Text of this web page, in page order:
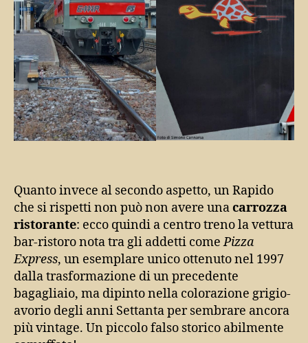
Quanto invece al secondo aspetto, un Rapido
che si rispetti non può non avere unacarrozza
ristorante: ecco quindi a centro treno la vettura
bar-ristoro nota tra gli addetti comePizza
Express, un esemplare unico ottenuto nel 1997
dalla trasformazione di un precedente
bagagliaio, ma dipinto nella colorazione grigio-
avorio degli anni Settanta per sembrare ancora
più vintage. Un piccolo falso storico abilmente